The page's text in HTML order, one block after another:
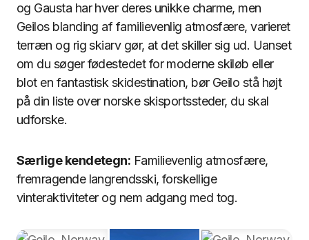
og Gausta har hver deres unikke charme, men
Geilos blanding af familievenlig atmosfære, varieret
terræn og rig skiarv gør, at det skiller sig ud. Uanset
om du søger fødestedet for moderne skiløb eller
blot en fantastisk skidestination, bør Geilo stå højt
på din liste over norske skisportssteder, du skal
udforske.
Særlige kendetegn: Familievenlig atmosfære,
fremragende langrendsski, forskellige
vinteraktiviteter og nem adgang med tog.